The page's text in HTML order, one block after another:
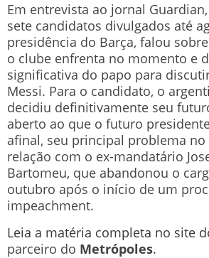
Em entrevista ao jornal
sete candidatos divulgados até
presidência do Barça, falou
o clube enfrenta no momento e
significativa do papo para
Messi. Para o candidato, o
decidiu definitivamente seu
aberto ao que o futuro
afinal, seu principal problema
relação com o ex-mandatário
Bartomeu, que abandonou o
outubro após o início de um
impeachment.
Leia a matéria completa no site
parceiro do Metrópoles.